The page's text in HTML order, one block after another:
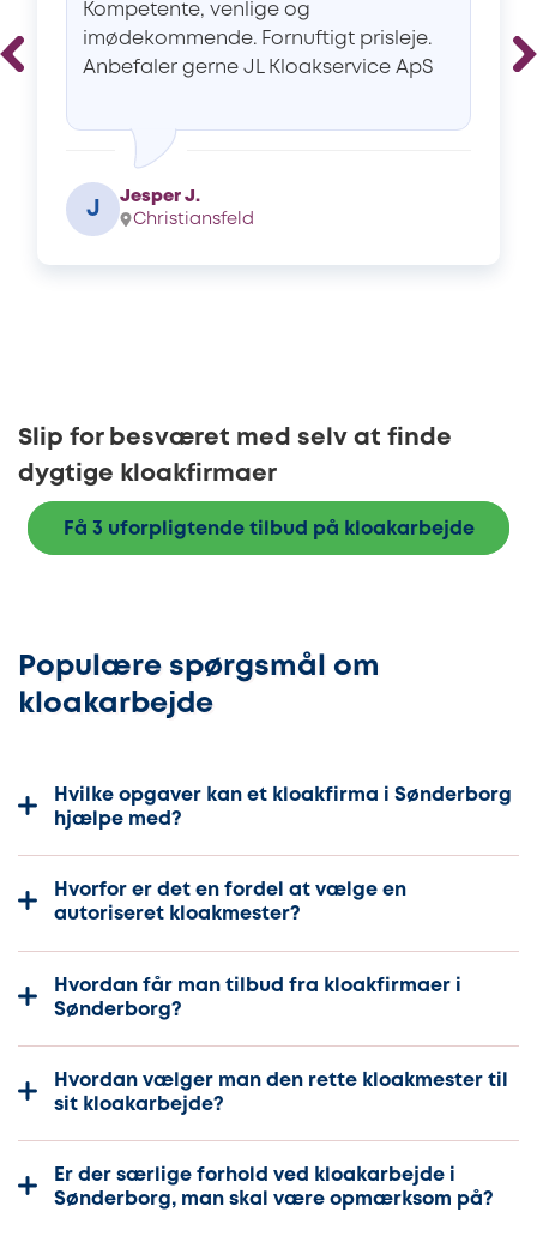
Kompetente, venlige og
imødekommende. Fornuftigt prisleje.
Anbefaler gerne JL Kloakservice ApS
J
Jesper J.
Christiansfeld
Slip for besværet med selv at finde
dygtige kloakfirmaer
Få 3 uforpligtende tilbud på kloakarbejde
Populære spørgsmål om
kloakarbejde
Hvilke opgaver kan et kloakfirma i Sønderborg
hjælpe med?
Hvorfor er det en fordel at vælge en
autoriseret kloakmester?
Hvordan får man tilbud fra kloakfirmaer i
Sønderborg?
Hvordan vælger man den rette kloakmester til
sit kloakarbejde?
Er der særlige forhold ved kloakarbejde i
Sønderborg, man skal være opmærksom på?